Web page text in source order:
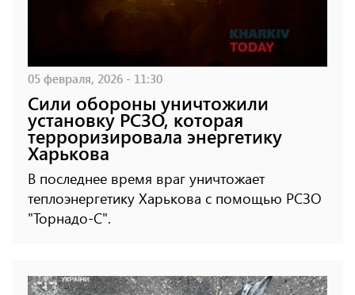
05 февраля, 2026 - 11:30
Cили обороны уничтожили
установку РСЗО, которая
терроризировала энергетику
Харькова
В последнее время враг уничтожает
теплоэнергетику Харькова с помощью РСЗО
"Торнадо-С".